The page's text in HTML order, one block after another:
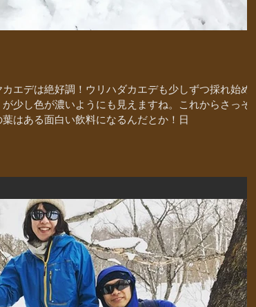
エデは絶好調！ウリハダカエデも少しずつ採れ始めま
少し色が濃いようにも見えますね。これからさっそく
はある面白い飲料になるんだとか！日